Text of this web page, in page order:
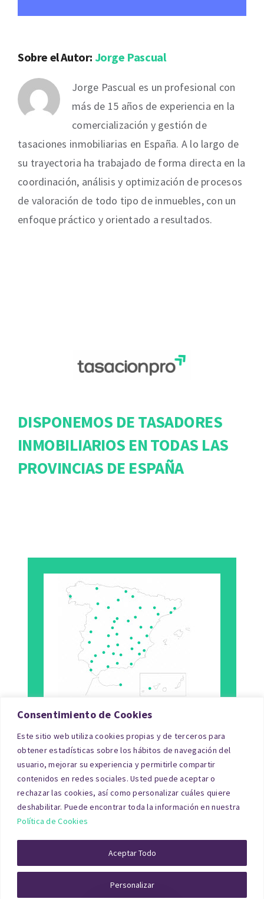
Consentimiento de Cookies
Este sitio web utiliza cookies propias y de terceros para
obtener estadísticas sobre los hábitos de navegación del
usuario, mejorar su experiencia y permitirle compartir
contenidos en redes sociales. Usted puede aceptar o
rechazar las cookies, así como personalizar cuáles quiere
deshabilitar. Puede encontrar toda la información en nuestra
Política de Cookies
Personalizar
Aceptar Todo
Sobre el Autor: Jorge Pascual
Jorge Pascual es un profesional con
más de 15 años de experiencia en la
comercialización y gestión de
tasaciones inmobiliarias en España. A lo largo de
su trayectoria ha trabajado de forma directa en la
coordinación, análisis y optimización de procesos
de valoración de todo tipo de inmuebles, con un
enfoque práctico y orientado a resultados.
DISPONEMOS DE TASADORES
INMOBILIARIOS EN TODAS LAS
PROVINCIAS DE ESPAÑA
Tipo de Inmueble
Finalidad
Blog
PREGUNTAS FRECUENTES